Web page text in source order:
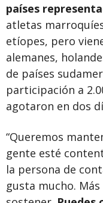
países
atletas
etíopes, pero
alemanes,
de países
participación a
agotaron en dos
“Queremos
gente esté
la persona de
gusta mucho.